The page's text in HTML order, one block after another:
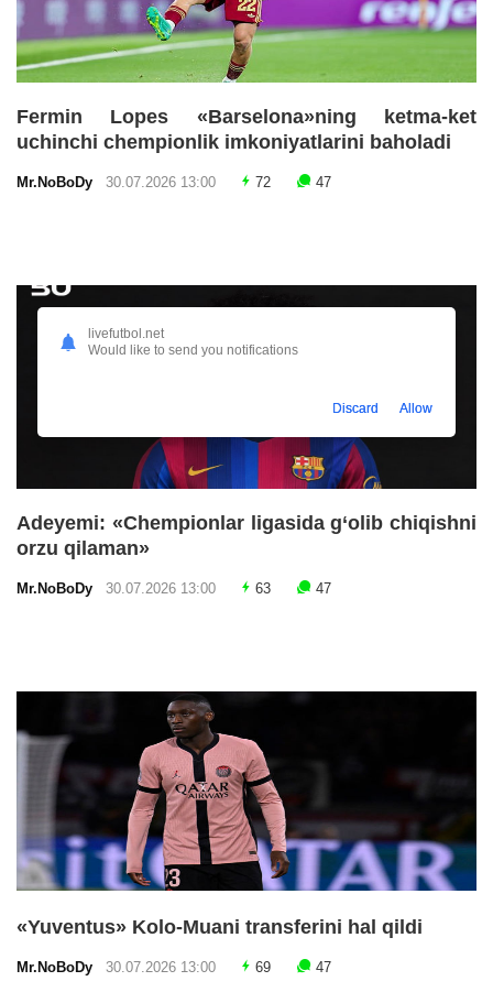
Fermin Lopes «Barselona»ning ketma-ket
uchinchi chempionlik imkoniyatlarini baholadi
Mr.NoBoDy 30.07.2026 13:00 72 47
Adeyemi: «Chempionlar ligasida g‘olib chiqishni
orzu qilaman»
Mr.NoBoDy 30.07.2026 13:00 63 47
«Yuventus» Kolo-Muani transferini hal qildi
Mr.NoBoDy 30.07.2026 13:00 69 47
livefutbol.net
Would like to send you notifications
Discard Allow